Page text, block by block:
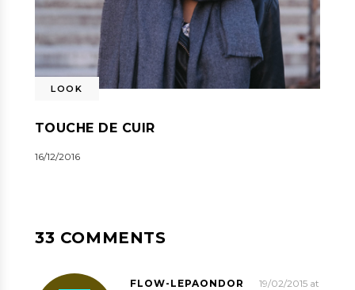
LOOK
TOUCHE DE CUIR
16/12/2016
33 COMMENTS
FLOW-LEPAONDOR
19/02/2015 at